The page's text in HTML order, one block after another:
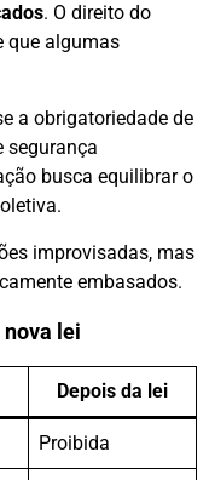
. O direito do
que algumas
a obrigatoriedade de
segurança
busca equilibrar o
improvisadas, mas
embasados.
lei
Depois da lei
Proibida